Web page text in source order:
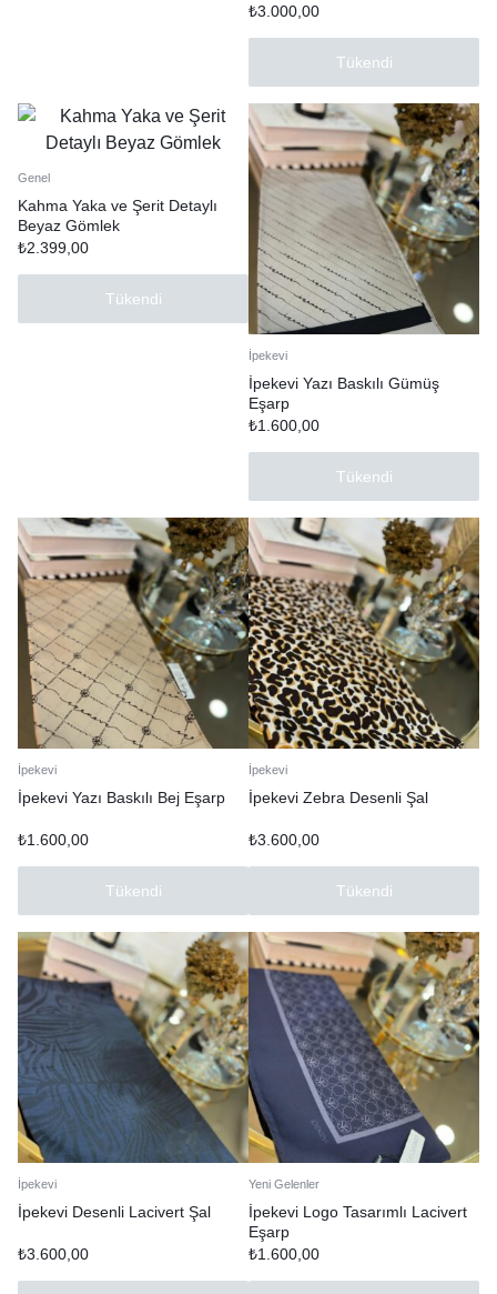
₺3.000,00
Tükendi
Genel
Kahma Yaka ve Şerit Detaylı
Beyaz Gömlek
₺2.399,00
Tükendi
İpekevi
İpekevi Yazı Baskılı Gümüş
Eşarp
₺1.600,00
Tükendi
İpekevi
İpekevi Yazı Baskılı Bej Eşarp
₺1.600,00
Tükendi
İpekevi
İpekevi Zebra Desenli Şal
₺3.600,00
Tükendi
İpekevi
İpekevi Desenli Lacivert Şal
₺3.600,00
Yeni Gelenler
İpekevi Logo Tasarımlı Lacivert
Eşarp
₺1.600,00